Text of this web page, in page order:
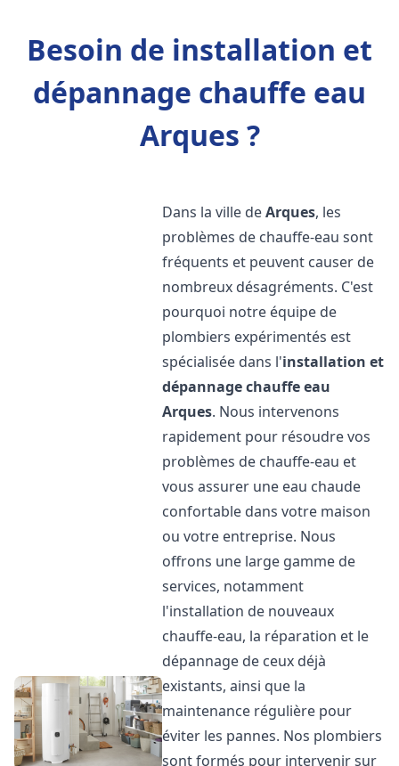
Besoin de installation et
dépannage chauffe eau
Arques ?
Dans la ville deArques, les
problèmes de chauffe-eau sont
fréquents et peuvent causer de
nombreux désagréments. C'est
pourquoi notre équipe de
plombiers expérimentés est
spécialisée dans l'installation et
dépannage chauffe eau
Arques. Nous intervenons
rapidement pour résoudre vos
problèmes de chauffe-eau et
vous assurer une eau chaude
confortable dans votre maison
ou votre entreprise. Nous
offrons une large gamme de
services, notamment
l'installation de nouveaux
chauffe-eau, la réparation et le
dépannage de ceux déjà
existants, ainsi que la
maintenance régulière pour
éviter les pannes. Nos plombiers
sont formés pour intervenir sur